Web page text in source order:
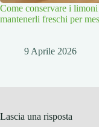
Come conservare i
mantenerli freschi per
9 Aprile 2026
Lascia una risposta